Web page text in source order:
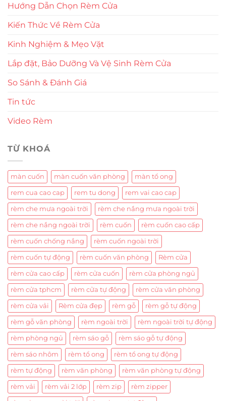
Hướng Dẫn Chọn Rèm Cửa
Kiến Thức Về Rèm Cửa
Kinh Nghiệm & Mẹo Vặt
Lắp đặt, Bảo Dưỡng Và Vệ Sinh Rèm Cửa
So Sánh & Đánh Giá
Tin tức
Video Rèm
TỪ KHOÁ
màn cuốn màn cuốn văn phòng màn tổ ong
rem cua cao cap rem tu dong rem vai cao cap
rèm che mưa ngoài trời rèm che nắng mưa ngoài trời
rèm che nắng ngoài trời rèm cuốn rèm cuốn cao cấp
rèm cuốn chống nắng rèm cuốn ngoài trời
rèm cuốn tự động rèm cuốn văn phòng Rèm cửa
rèm cửa cao cấp rèm cửa cuốn rèm cửa phòng ngủ
rèm cửa tphcm rèm cửa tự động rèm cửa văn phòng
rèm cửa vải Rèm cửa đẹp rèm gỗ rèm gỗ tự động
rèm gỗ văn phòng rèm ngoài trời rèm ngoài trời tự động
rèm phòng ngủ rèm sáo gỗ rèm sáo gỗ tự động
rèm sáo nhôm rèm tổ ong rèm tổ ong tự động
rèm tự động rèm văn phòng rèm văn phòng tự động
rèm vải rèm vải 2 lớp rèm zip rèm zipper